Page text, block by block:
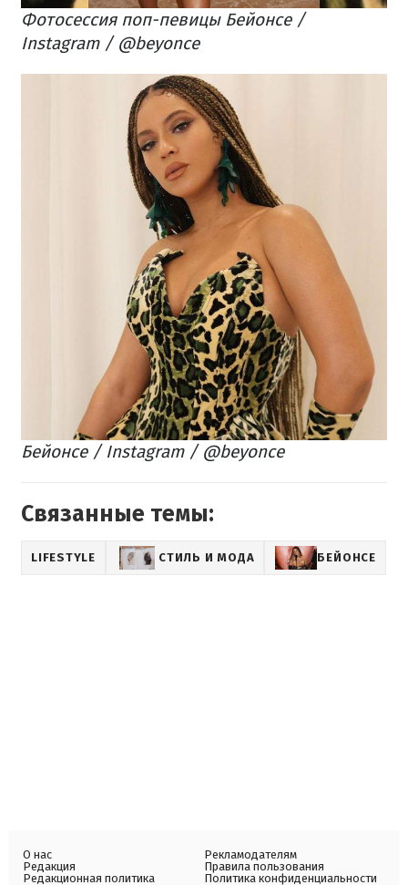
Фотосессия поп-певицы Бейонсе /
Instagram / @beyonce
Бейонсе / Instagram / @beyonce
Связанные темы:
LIFESTYLE СТИЛЬ И МОДА БЕЙОНСЕ
О нас
Редакция
Редакционная политика
Рекламодателям
Правила пользования
Политика конфиденциальности